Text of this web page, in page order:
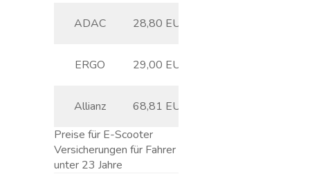
ADAC 28,80 EUR
ERGO 29,00 EUR
Allianz 68,81 EUR
Preise für E-Scooter
Versicherungen für Fahrer
unter 23 Jahre